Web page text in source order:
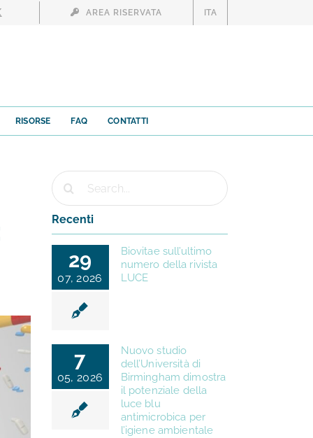
AREA RISERVATA ITA
RISORSE FAQ CONTATTI
Cerca
per:
Recenti
29
07, 2026
Biovitae sull’ultimo
numero della rivista
LUCE
7
05, 2026
Nuovo studio
dell’Università di
Birmingham dimostra
il potenziale della
luce blu
antimicrobica per
l’igiene ambientale